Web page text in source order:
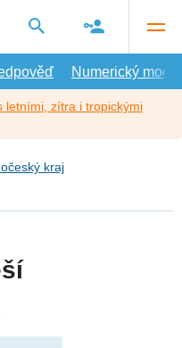
Numerický model
letními, zítra i tropickými
kraj